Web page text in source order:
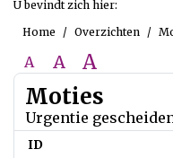
U bevindt zich hier:
Home
Overzichten
A A A
Moties
Urgentie
ID